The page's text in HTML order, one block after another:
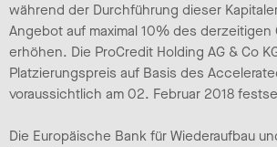
während der Durchführung dieser
Angebot auf maximal 10% des derzeitigen
erhöhen. Die ProCredit Holding AG & Co
Platzierungspreis auf Basis des
voraussichtlich am 02. Februar 2018
Die Europäische Bank für Wiederaufbau